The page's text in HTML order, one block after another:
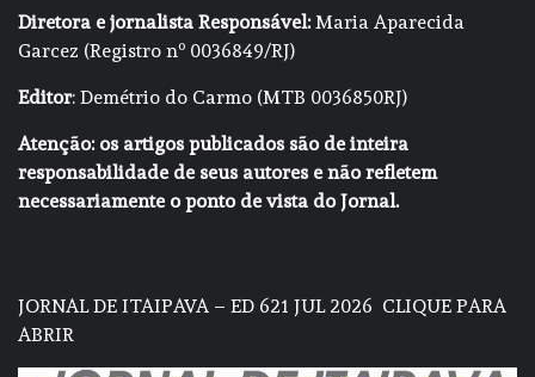
Diretora e jornalista Responsável:Maria Aparecida
Garcez (Registro nº 0036849/RJ)
Editor: Demétrio do Carmo (MTB 0036850RJ)
Atenção: os artigos publicados são de inteira
responsabilidade de seus autores e não refletem
necessariamente o ponto de vista do Jornal.
JORNAL DE ITAIPAVA – ED 621 JUL 2026 CLIQUE PARA
ABRIR